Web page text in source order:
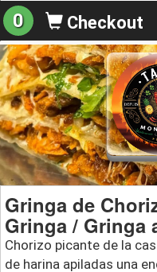
0 Checkout
Gringa de
Gringa / Gringa
Chorizo picante de la
de harina apiladas una